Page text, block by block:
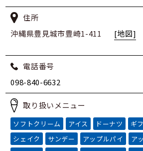
住所
沖縄県豊見城市豊崎1-411
[地図]
電話番号
098-840-6632
取り扱いメニュー
ソフトクリーム アイス ドーナツ ギ
シェイク
サンデー アップルパイ
ア